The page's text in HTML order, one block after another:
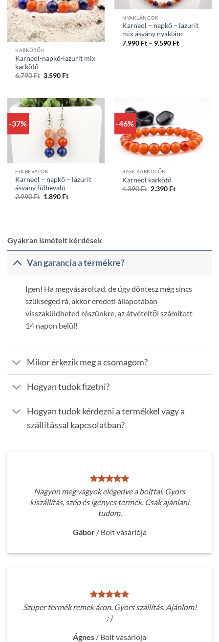
KARKÖTŐK
Karneol-napkő-lazurit mix
karkötő
6.790Ft Original
3.590 FtCurrent
NYAKLÁNCOK
Karneol – napkő – lazurit
mix ásvány nyaklánc
7.990 Ft – 9.590 Ft
-37%
FÜLBEVALÓK
Karneol – napkő – lazurit
ásvány fülbevaló
2.990Ft Original
1.890 FtCurrent
-46%
BASE KARKÖTŐK
Karneol karkötő
4.390Ft Original
2.390 FtCurrent
Gyakran ismételt kérdések
Van garancia a termékre?
Igen! Ha megvásároltad, de úgy döntesz még sincs
szükséged rá, akkor eredeti állapotában
visszaküldheted részünkre, az átvételtől számított
14 napon belül!
Mikor érkezik meg a csomagom?
Hogyan tudok fizetni?
Hogyan tudok kérdezni a termékkel vagy a
szállítással kapcsolatban?
Nagyon meg vagyok elégedve a bolttal. Gyors
kiszállítás, szép és igényes termék. Csak ajánlani
tudom.
Gábor / Bolt vásárlója
Szuper termék remek áron. Gyors szállítás. Ajánlom!
: )
Ágnes / Bolt vásárlója